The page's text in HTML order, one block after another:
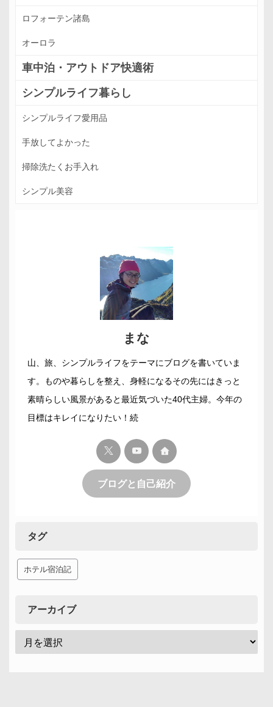
ロフォーテン諸島
オーロラ
車中泊・アウトドア快適術
シンプルライフ暮らし
シンプルライフ愛用品
手放してよかった
掃除洗たくお手入れ
シンプル美容
まな
山、旅、シンプルライフをテーマにブログを書いていま
す。ものや暮らしを整え、身軽になるその先にはきっと
素晴らしい風景があると最近気づいた40代主婦。今年の
目標はキレイになりたい！続
ブログと自己紹介
タグ
ホテル宿泊記
アーカイブ